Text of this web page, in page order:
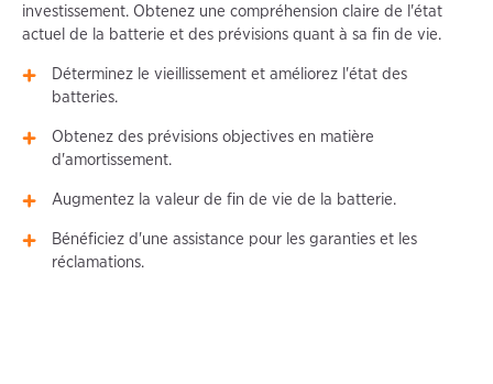
investissement. Obtenez une compréhension claire de l'état
actuel de la batterie et des prévisions quant à sa fin de vie.
Déterminez le vieillissement et améliorez l'état des
batteries.
Obtenez des prévisions objectives en matière
d'amortissement.
Augmentez la valeur de fin de vie de la batterie.
Bénéficiez d'une assistance pour les garanties et les
réclamations.